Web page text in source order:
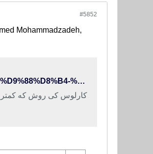
#5852
Mohammadzadeh,
http://www.varzesh3.com/news/1277706/%DA%A9%DB%8C%E2%80%8C%D8%B1%D9%88%D8%B4-%D9%81%D9%82%D8%B7-%D8%A7%D8%B2-%D8%AE%D8%AF%D8%A7-%D9%85%DB%8C%E2%80%8C%D8%AA%D8%B1%D8%B3%D9%85
کارلوس کی روش که کمتر